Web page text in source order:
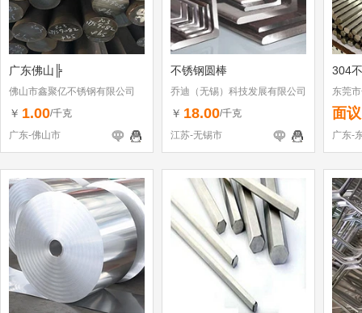
广东佛山╠
佛山市鑫聚亿不锈钢有限公司
￥ 1.00/千克
广东-佛山市
不锈钢圆棒
乔迪（无锡）科技发展有限公司
￥ 18.00/千克
江苏-无锡市
304
东莞
面议
广东-